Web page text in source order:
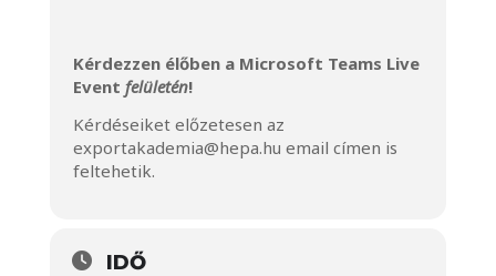
Kérdezzen élőben a Microsoft Teams Live
Event felületén!
Kérdéseiket előzetesen az
exportakademia@hepa.hu email címen is
feltehetik.
IDŐ